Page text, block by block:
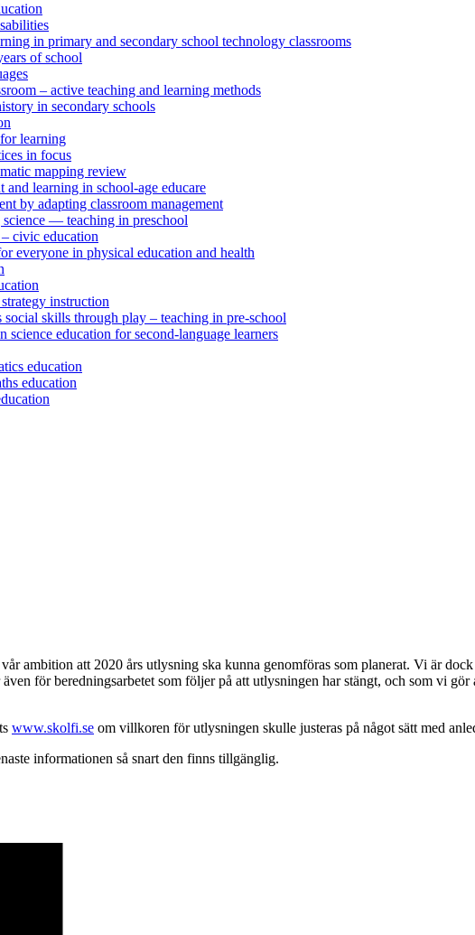
in primary and secondary school technology classrooms
of school
– active teaching and learning methods
in secondary schools
learning
in focus
mapping review
learning in school-age educare
by adapting classroom management
— teaching in preschool
civic education
everyone in physical education and health
instruction
social skills through play – teaching in pre-school
education for second-language learners
education
education
ambition att 2020 års utlysning ska kunna genomföras som planerat. Vi är
för beredningsarbetet som följer på att utlysningen har stängt, och som vi
www.skolfi.se om villkoren för utlysningen skulle justeras på något sätt med
informationen så snart den finns tillgänglig.